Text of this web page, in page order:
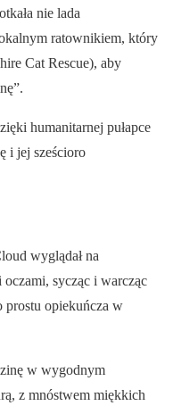
nie lada
ratownikiem, który
Cat Rescue), aby
humanitarnej pułapce
i jej sześcioro
wyglądał na
sycząc i warcząc
prostu opiekuńcza w
w wygodnym
z mnóstwem miękkich